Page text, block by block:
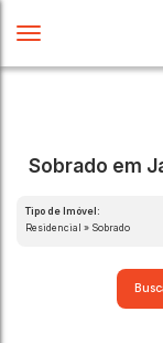
Sobrado em
Tipo de Imóvel:
Residencial » Sobrado